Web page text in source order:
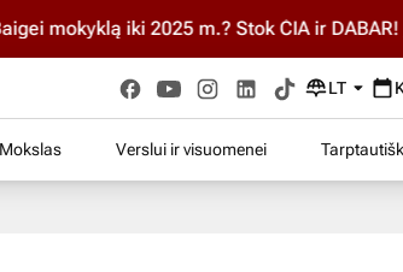
iki 2025 m.? Stok ČIA ir DABAR!
LT
Mokslas Verslui ir visuomenei